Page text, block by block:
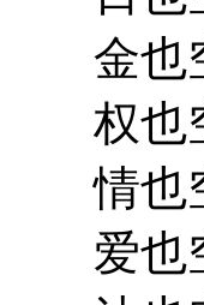
金也空
权也空
情也空
爱也空